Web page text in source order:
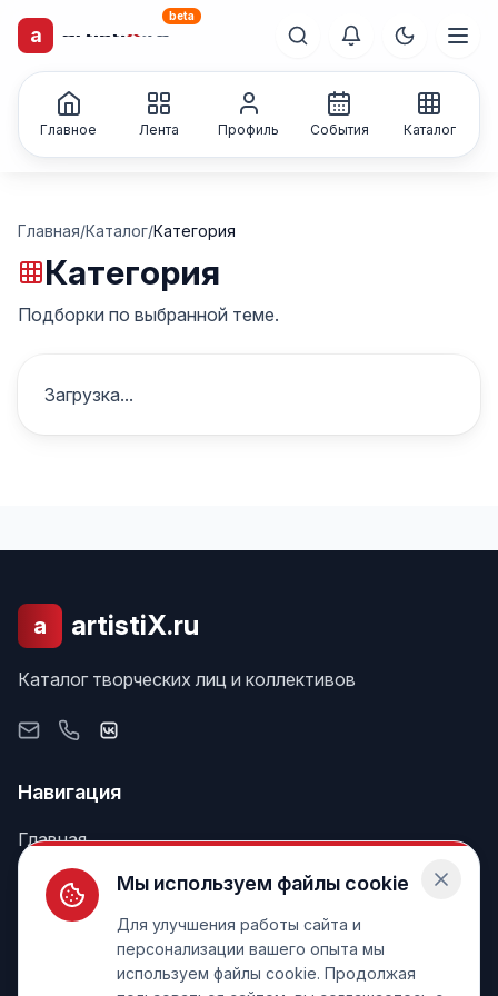
a artistiX.ru
лиц и коллективов
beta
Главное Лента Профиль События Каталог
Главная/Каталог/Категория
Категория
Подборки по выбранной теме.
Загрузка...
a artistiX.ru
Каталог творческих лиц и коллективов
Навигация
Главная
Поиск
Лента
Информация
Мы используем файлы cookie
Для улучшения работы сайта и
персонализации вашего опыта мы
используем файлы cookie. Продолжая